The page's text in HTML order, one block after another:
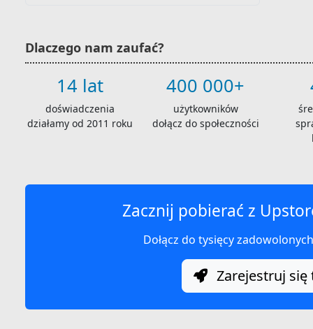
Dlaczego nam zaufać?
14 lat
doświadczenia
działamy od 2011 roku
400 000+
użytkowników
dołącz do społeczności
Zacznij pobierać z
Dołącz do tysięcy
Zarejestruj się